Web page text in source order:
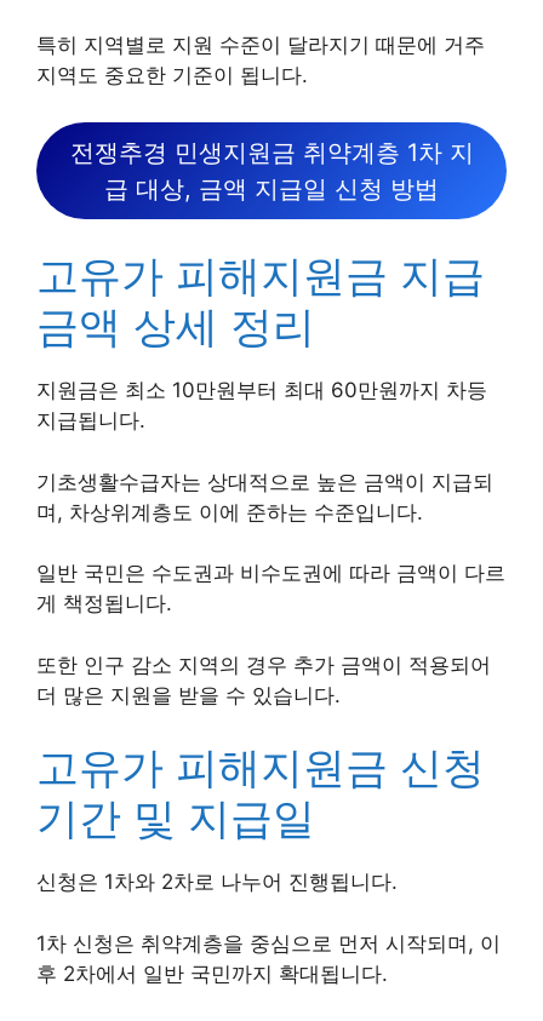
특히 지역별로 지원 수준이 달라지기 때문에 거주
지역도 중요한 기준이 됩니다.
전쟁추경 민생지원금 취약계층 1차 지
급 대상, 금액 지급일 신청 방법
고유가 피해지원금 지급
금액 상세 정리
지원금은 최소 10만원부터 최대 60만원까지 차등
지급됩니다.
기초생활수급자는 상대적으로 높은 금액이 지급되
며, 차상위계층도 이에 준하는 수준입니다.
일반 국민은 수도권과 비수도권에 따라 금액이 다르
게 책정됩니다.
또한 인구 감소 지역의 경우 추가 금액이 적용되어
더 많은 지원을 받을 수 있습니다.
고유가 피해지원금 신청
기간 및 지급일
신청은 1차와 2차로 나누어 진행됩니다.
1차 신청은 취약계층을 중심으로 먼저 시작되며, 이
후 2차에서 일반 국민까지 확대됩니다.